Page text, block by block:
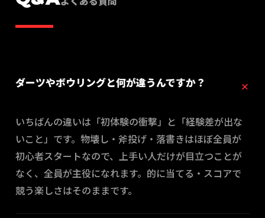
ダーツやボウリングと何が違うんですか？
いちばんの違いは「初体験の衝撃」と「経験差が出な
いこと」です。物壊し・斧投げ・落書きはほぼ全員が
初心者スタートなので、上手い人だけが目立つことが
なく、全員が主役になれます。的に当てる・スコアで
競う楽しさはそのままです。